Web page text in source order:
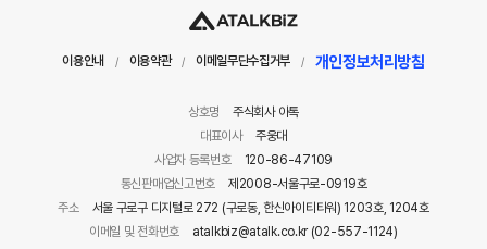
이용안내 / 이용약관 / 이메일무단수집거부 / 개인정보처리방침
상호명
주식회사 아톡
대표이사
주웅대
사업자 등록번호
120-86-47109
통신판매업신고번호
제2008-서울구로-0919호
주소
서울 구로구 디지털로 272 (구로동, 한신아이티타워) 1203호, 1204호
이메일 및 전화번호
atalkbiz@atalk.co.kr (02-557-1124)